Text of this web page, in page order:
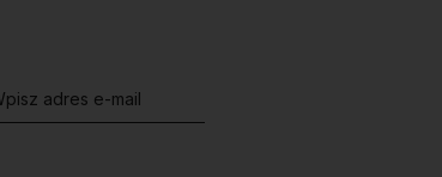
adres e-mail